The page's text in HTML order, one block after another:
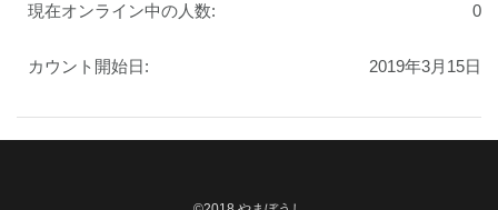
0
現在オンライン中の人数:
2019年3月15日
カウント開始日: